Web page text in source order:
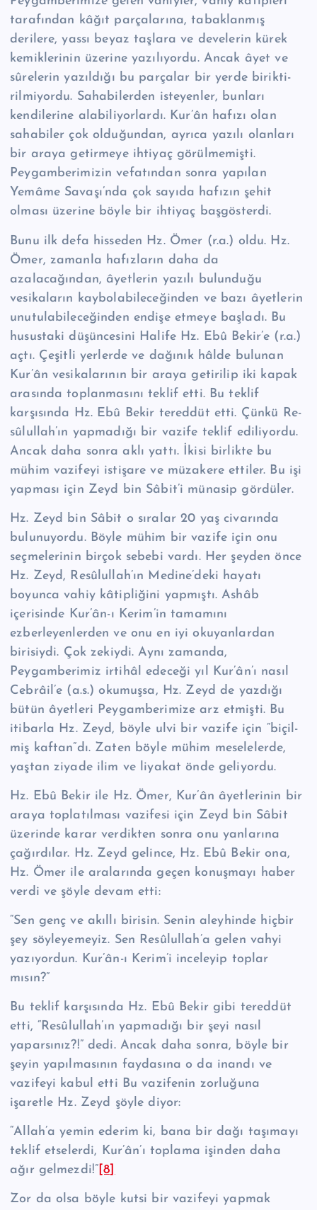
tarafından kâğıt parçalarına, tabaklanmış
derilere, yassı beyaz taşlara ve develerin kürek
kemiklerinin üzeri­ne yazılıyordu. Ancak âyet ve
sûrelerin yazıldığı bu parçalar bir yerde birikti­
rilmiyordu. Sahabiler­den isteyenler, bunları
kendilerine alabiliyorlardı. Kur’ân hafızı olan
sahabiler çok olduğundan, ayrıca yazılı olanları
bir araya getirmeye ihtiyaç görülmemişti.
Peygamberimizin vefatından sonra yapılan
Yemâme Savaşı’nda çok sayıda hafızın şehit
olması üzerine böyle bir ihtiyaç başgösterdi.
Bunu ilk defa hisseden Hz. Ömer (r.a.) oldu. Hz.
Ömer, zamanla hafızların daha da
azalacağından, âyetlerin yazılı bulunduğu
vesikaların kaybolabileceğinden ve bazı âyetlerin
unutulabileceğinden endişe etmeye başladı. Bu
husus­taki düşüncesini Halife Hz. Ebû Bekir’e (r.a.)
açtı. Çeşitli yerlerde ve dağınık hâlde bulunan
Kur’ân vesikalarının bir araya getirilip iki kapak
arasında toplan­masını teklif etti. Bu teklif
karşısında Hz. Ebû Bekir tereddüt etti. Çünkü Re­
sû­lul­lah’ın yapmadığı bir vazife teklif ediliyordu.
Ancak daha sonra aklı yattı. İkisi birlikte bu
mühim vazifeyi istişare ve müzakere ettiler. Bu işi
yapması için Zeyd bin Sâbit’i münasip gördüler.
Hz. Zeyd bin Sâbit o sıralar 20 yaş civarında
bulunuyordu. Böyle mühim bir vazife için onu
seçmelerinin birçok sebebi vardı. Her şeyden önce
Hz. Zeyd, Re­sû­lul­lah’ın Medine’deki hayatı
boyunca vahiy kâtipliğini yapmıştı. Ashâb
içerisinde Kur’ân-ı Kerim’in tamamını
ezberleyenlerden ve onu en iyi okuyan­lardan
birisiydi. Çok zekiydi. Aynı zamanda,
Peygamberimiz irtihâl edeceği yıl Kur’ân’ı nasıl
Cebrâil’e (a.s.) okumuşsa, Hz. Zeyd de yazdığı
bütün âyetleri Pey­gamberimize arz etmişti. Bu
itibarla Hz. Zeyd, böyle ulvi bir vazife için “biçil­
miş kaftan”dı. Zaten böyle mühim meselelerde,
yaştan ziyade ilim ve liyakat önde geliyordu.
Hz. Ebû Bekir ile Hz. Ömer, Kur’ân âyetlerinin bir
araya toplatılması vazifesi için Zeyd bin Sâbit
üzerinde karar verdikten sonra onu yanlarına
çağırdılar. Hz. Zeyd gelince, Hz. Ebû Bekir ona,
Hz. Ömer ile aralarında geçen konuşmayı ha­ber
verdi ve şöyle devam etti:
“Sen genç ve akıllı birisin. Senin aleyhinde hiçbir
şey söyleyemeyiz. Sen Re­sû­lul­lah’a gelen vahyi
yazıyordun. Kur’ân-ı Kerim’i inceleyip toplar
mısın?”
Bu teklif karşısında Hz. Ebû Bekir gibi tereddüt
etti, “Re­sû­lul­lah’ın yapmadığı bir şeyi nasıl
yaparsınız?!” dedi. Ancak daha sonra, böyle bir
şeyin yapılmasının faydasına o da inandı ve
vazifeyi kabul etti Bu vazifenin zorluğuna
işaretle Hz. Zeyd şöyle diyor:
“Allah’a yemin ederim ki, bana bir dağı taşımayı
teklif etseler­di, Kur’ân’ı toplama işinden daha
ağır gelmezdi!” [8]
Zor da olsa böyle kutsi bir vazifeyi yapmak